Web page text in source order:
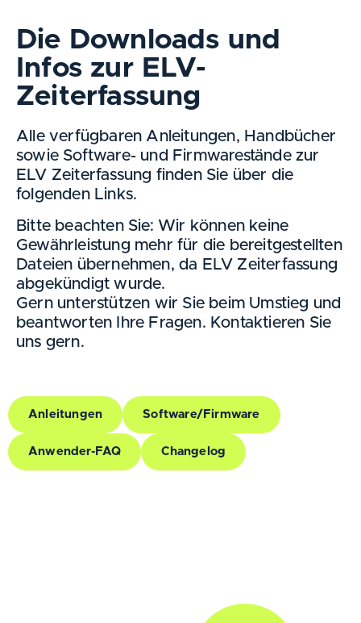
Die Downloads und
Infos zur ELV-
Zeiterfassung
Alle verfügbaren Anleitungen, Handbücher
sowie Software- und Firmwarestände zur
ELV Zeiterfassung finden Sie über die
folgenden Links.
Bitte beachten Sie: Wir können keine
Gewährleistung mehr für die bereitgestellten
Dateien übernehmen, da ELV Zeiterfassung
abgekündigt wurde.
Gern unterstützen wir Sie beim Umstieg und
beantworten Ihre Fragen. Kontaktieren Sie
uns gern.
Anleitungen Software/Firmware
Anwender-FAQ Changelog